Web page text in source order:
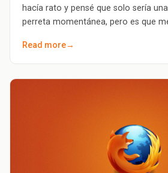
hacía rato y pensé que solo sería
perreta momentánea, pero es que
Read more→